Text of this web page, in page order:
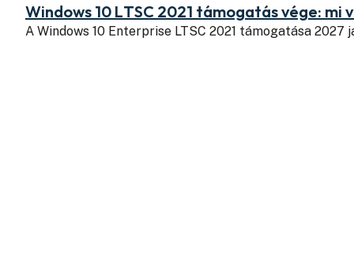
Windows 10 LTSC 2021 támogatás vége: mi
A Windows 10 Enterprise LTSC 2021 támogatása 2027